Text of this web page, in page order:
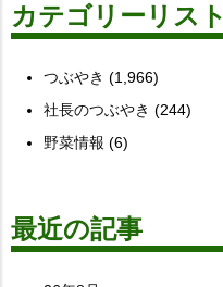
カテゴリーリスト
つぶやき (1,966)
社長のつぶやき (244)
野菜情報 (6)
最近の記事